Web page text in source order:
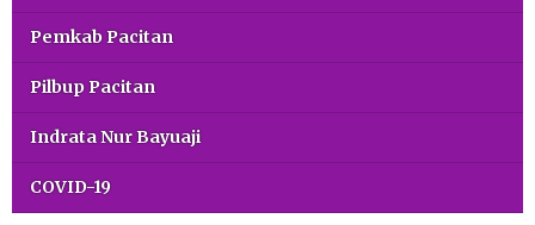
Pemkab Pacitan
Pilbup Pacitan
Indrata Nur Bayuaji
COVID-19